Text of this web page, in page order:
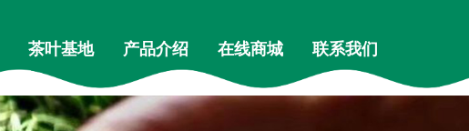
茶叶基地 产品介绍 在线商城 联系我们